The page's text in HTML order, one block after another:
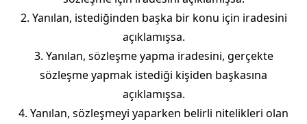
2. Yanılan, istediğinden başka bir konu için iradesini
açıklamışsa.
3. Yanılan, sözleşme yapma iradesini, gerçekte
sözleşme yapmak istediği kişiden başkasına
açıklamışsa.
4. Yanılan, sözleşmeyi yaparken belirli nitelikleri olan